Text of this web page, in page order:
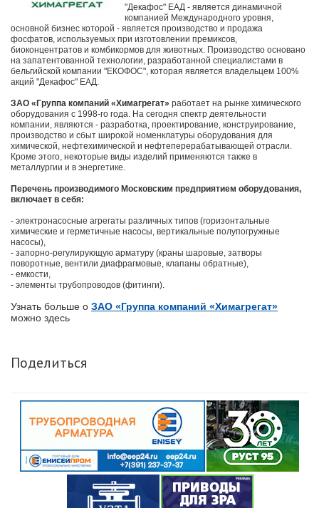
"Декафос" ЕАД - является динамичной
компанией Международного уровня,
основной бизнес которой - является производство и продажа
фосфатов, используемых при изготовлении премиксов,
биоконцентратов и комбикормов для животных. Производство основано
на запатентованной технологии, разработанной специалистами в
бельгийской компании "EКОФОС", которая является владельцем 100%
акций "Декафос" ЕАД.
ЗАО «Группа компаний «Химагрегат» работает на рынке химического
оборудования с 1998-го года. На сегодня спектр деятельности
компании, являются - разработка, проектирование, конструирование,
производство и сбыт широкой номенклатуры оборудования для
химической, нефтехимической и нефтеперерабатывающей отрасли.
Кроме этого, некоторые виды изделий применяются также в
металлургии и в энергетике.
Перечень производимого Московским предприятием оборудования,
включает в себя:
- электронасосные агрегаты различных типов (горизонтальные
химические и герметичные насосы, вертикальные полупогружные
насосы),
- запорно-регулирующую арматуру (краны шаровые, затворы
поворотные, вентили диафрагмовые, клапаны обратные),
- емкости,
- элементы трубопроводов (фитинги).
Узнать больше о ЗАО «Группа компаний «Химагрегат»
можно здесь
Поделиться